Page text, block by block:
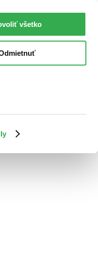
všetko